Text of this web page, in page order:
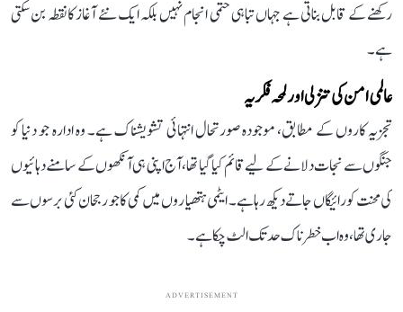
رکھنے کے قابل بناتی ہے جہاں تباہی حتمی انجام نہیں بلکہ ایک نئے آغاز کا نقطہ بن سکتی
ہے۔
عالمی امن کی تنزلی اور لمحہ فکریہ
تجزیہ کاروں کے مطابق، موجودہ صورتحال انتہائی تشویشناک ہے۔ وہ ادارہ جو دنیا کو
جنگوں سے نجات دلانے کے لیے قائم کیا گیا تھا، آج اپنی ہی آنکھوں کے سامنے دہائیوں
کی محنت کو رائیگاں جاتے دیکھ رہا ہے۔ ایٹمی ہتھیاروں میں کمی کا جو رجحان کئی برسوں سے
جاری تھا، وہ اب خطرناک حد تک الٹ چکا ہے۔
ADVERTISEMENT